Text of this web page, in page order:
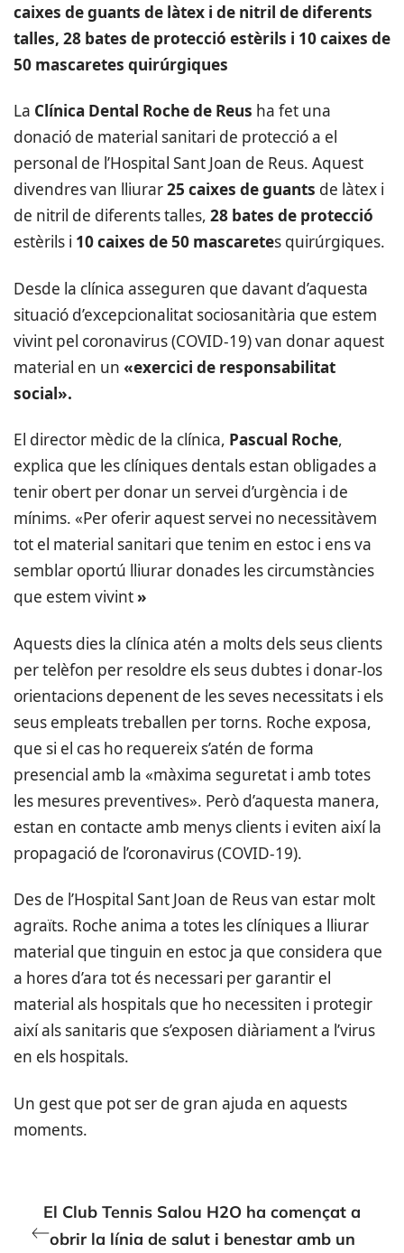
caixes de guants de làtex i de nitril de diferents
talles, 28 bates de protecció estèrils i 10 caixes de
50 mascaretes quirúrgiques
La Clínica Dental Roche de Reus ha fet una
donació de material sanitari de protecció a el
personal de l’Hospital Sant Joan de Reus. Aquest
divendres van lliurar25 caixes de guants de làtex i
de nitril de diferents talles, 28 bates de protecció
estèrils i 10 caixes de 50 mascaretes quirúrgiques.
Desde la clínica asseguren que davant d’aquesta
situació d’excepcionalitat sociosanitària que estem
vivint pel coronavirus (COVID-19) van donar aquest
material en un «exercici de responsabilitat
social».
El director mèdic de la clínica, Pascual Roche,
explica que les clíniques dentals estan obligades a
tenir obert per donar un servei d’urgència i de
mínims. «Per oferir aquest servei no necessitàvem
tot el material sanitari que tenim en estoc i ens va
semblar oportú lliurar donades les circumstàncies
que estem vivint »
Aquests dies la clínica atén a molts dels seus clients
per telèfon per resoldre els seus dubtes i donar-los
orientacions depenent de les seves necessitats i els
seus empleats treballen per torns. Roche exposa,
que si el cas ho requereix s’atén de forma
presencial amb la «màxima seguretat i amb totes
les mesures preventives». Però d’aquesta manera,
estan en contacte amb menys clients i eviten així la
propagació de l’coronavirus (COVID-19).
Des de l’Hospital Sant Joan de Reus van estar molt
agraïts. Roche anima a totes les clíniques a lliurar
material que tinguin en estoc ja que considera que
a hores d’ara tot és necessari per garantir el
material als hospitals que ho necessiten i protegir
així als sanitaris que s’exposen diàriament a l’virus
en els hospitals.
Un gest que pot ser de gran ajuda en aquests
moments.
El Club Tennis Salou H2O ha començat a
obrir la línia de salut i benestar amb un